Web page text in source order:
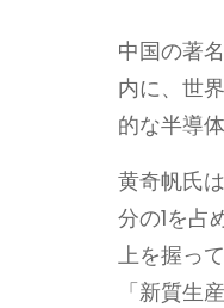
中国の著
内に、世
的な半導
黄奇帆氏
分の1を占
上を握っ
「新質生